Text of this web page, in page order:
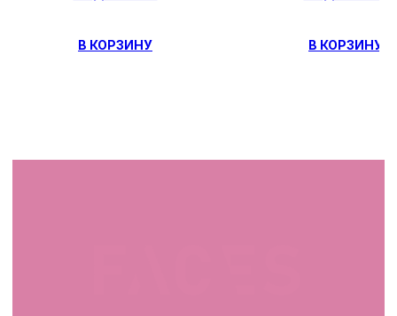
В КОРЗИНУ В КОРЗИНУ
ОСТАВИТЬ ДАННЫЕ